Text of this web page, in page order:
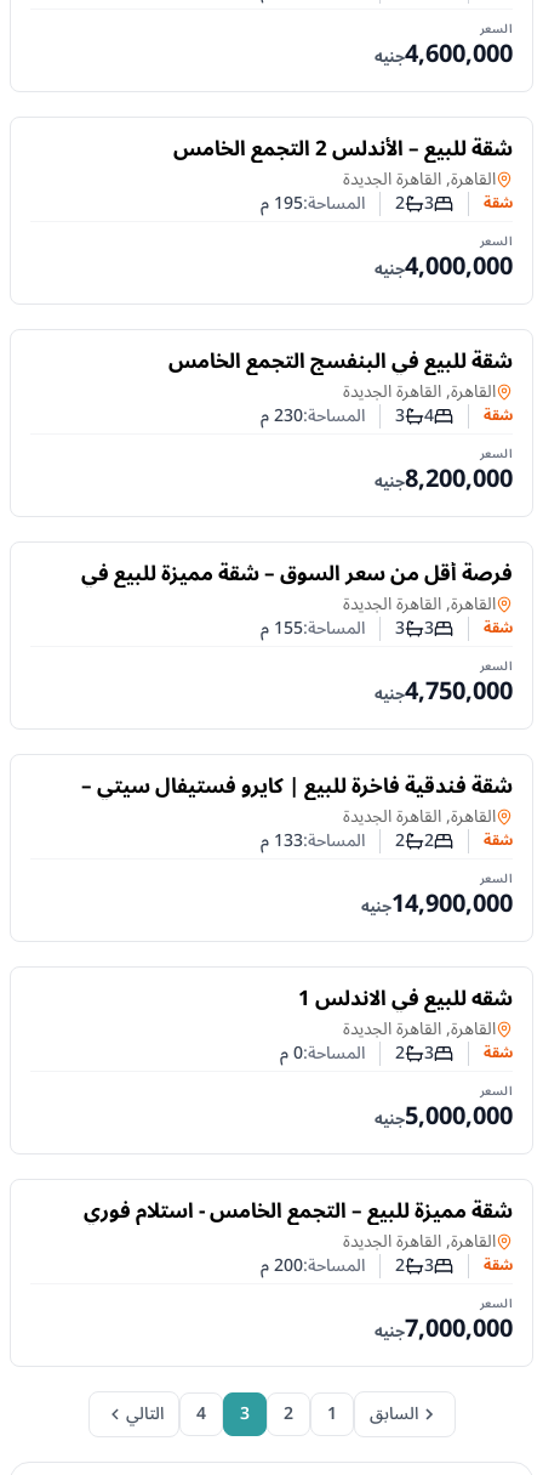
السعر
4,600,000جنيه
للبيع
شقة للبيع – الأندلس 2 التجمع الخامس
شقةفي
القاهرة, القاهرة الجديدة
شقة عدد غرف النوم
3عدد الحمامات
2 المساحة:195م
السعر
4,000,000جنيه
للبيع
شقة للبيع في البنفسج التجمع الخامس
شقةفي
القاهرة, القاهرة الجديدة
شقة عدد غرف النوم
4عدد الحمامات
3 المساحة:230م
السعر
8,200,000جنيه
للبيع
فرصة أقل من سعر السوق – شقة مميزة للبيع في
التجمع الخامس
شقةفي
القاهرة, القاهرة الجديدة
شقة عدد غرف النوم
3عدد الحمامات
3 المساحة:155م
السعر
4,750,000جنيه
للبيع
شقة فندقية فاخرة للبيع | كايرو فستيفال سيتي –
التجمع الخامس | 133 م²
شقةفي
القاهرة, القاهرة الجديدة
شقة عدد غرف النوم
2عدد الحمامات
2 المساحة:133م
السعر
14,900,000جنيه
للبيع
شقه للبيع في الاندلس 1
شقةفي
القاهرة, القاهرة الجديدة
شقة عدد غرف النوم
3عدد الحمامات
2 المساحة:0م
السعر
5,000,000جنيه
للبيع
شقة مميزة للبيع – التجمع الخامس - استلام فوري
شقةفي
القاهرة, القاهرة الجديدة
شقة عدد غرف النوم
3عدد الحمامات
2 المساحة:200م
السعر
7,000,000جنيه
السابق 1
2
3
4 التالي